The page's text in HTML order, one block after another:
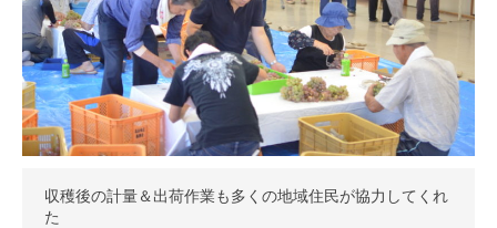
収穫後の計量＆出荷作業も多くの地域住民が協力してくれ
た